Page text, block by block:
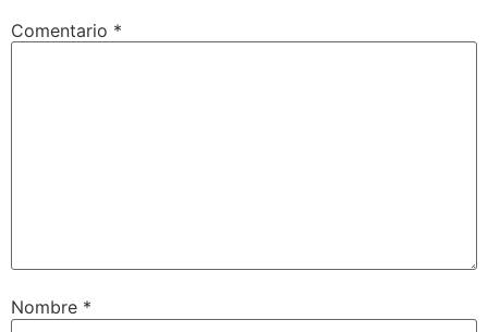
Comentario *
Nombre *